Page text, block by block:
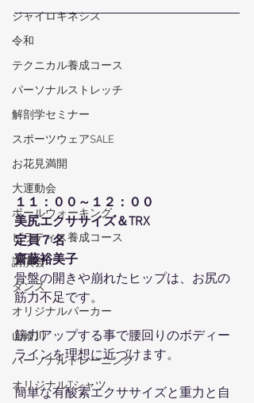
ジャイロキネシス
令和
テクニカル養成コース
パーソナルストレッチ
解剖学セミナー
スポーツウェアSALE
お花見満開
大運動会
ポールウォーキング
ピラティス養成コース
講演会
ダンス
オリジナルパーカー
山崎川
パーソナルトレーニング
オリジナルTシャツ
１１：００～１２：００
美尻エクササイズ＆TRX
定員７名
齋藤裕美子
骨盤の開きや崩れたヒップは、お尻の
筋力不足です。
筋力アップする事で腰回りのボディー
ラインを理想に近づけます。
簡単な有酸素エクササイズと重力と自